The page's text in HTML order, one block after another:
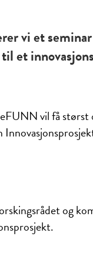
vi et
et
vil få
og